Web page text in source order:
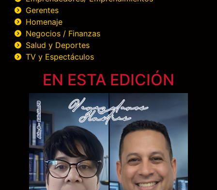
Gerentes
Homenaje
Negocios / Finanzas
Salud y Deportes
TV y Espectáculos
EN ESTA EDICIÓN